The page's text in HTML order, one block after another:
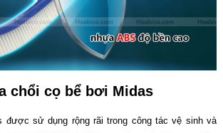
chổi cọ bể bơi Midas
được sử dụng rộng rãi trong công tác vệ sinh và